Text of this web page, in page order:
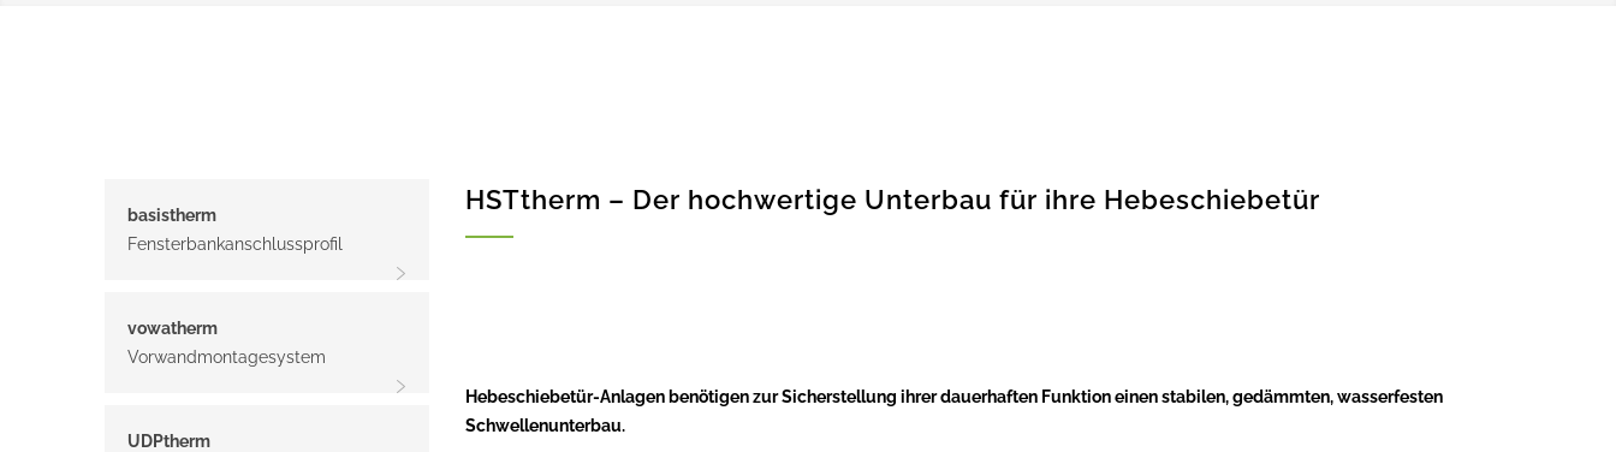
basistherm
Fensterbankanschlussprofil
vowatherm
Vorwandmontagesystem
UDPtherm
HSTtherm – Der hochwertige Unterbau für ihre Hebeschiebetür
Hebeschiebetür-Anlagen benötigen zur Sicherstellung ihrer dauerhaften Funktion einen stabilen, gedämmten, wasserfesten
Schwellenunterbau.